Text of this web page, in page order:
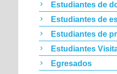
Estudiantes de
Estudiantes de
Estudiantes de
Estudiantes
Egresados